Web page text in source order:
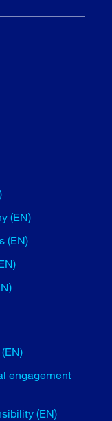
(EN)
(EN)
engagement
(EN)